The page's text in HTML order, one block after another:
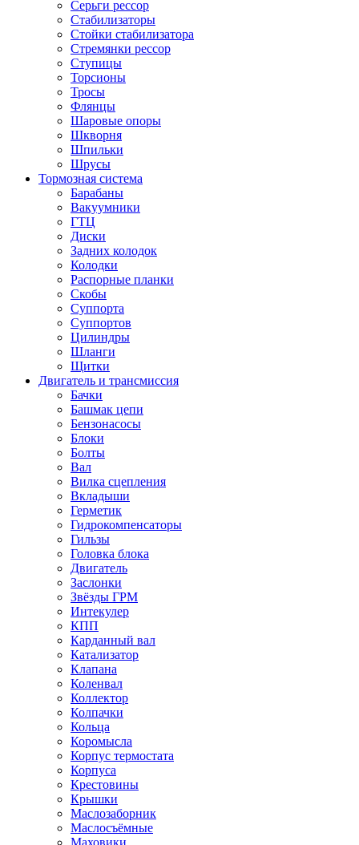
Серьги рессор
Стабилизаторы
Стойки стабилизатора
Стремянки рессор
Ступицы
Торсионы
Тросы
Флянцы
Шаровые опоры
Шкворня
Шпильки
Шрусы
Тормозная система
Барабаны
Вакуумники
ГТЦ
Диски
Задних колодок
Колодки
Распорные планки
Скобы
Суппорта
Суппортов
Цилиндры
Шланги
Щитки
Двигатель и трансмиссия
Бачки
Башмак цепи
Бензонасосы
Блоки
Болты
Вал
Вилка сцепления
Вкладыши
Герметик
Гидрокомпенсаторы
Гильзы
Головка блока
Двигатель
Заслонки
Звёзды ГРМ
Интекулер
КПП
Карданный вал
Катализатор
Клапана
Коленвал
Коллектор
Колпачки
Кольца
Коромысла
Корпус термостата
Корпуса
Крестовины
Крышки
Маслозаборник
Маслосъёмные